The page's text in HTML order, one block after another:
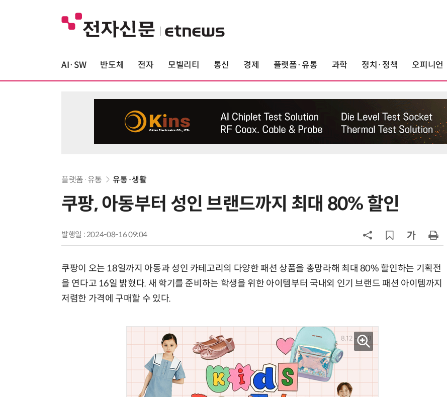
AI·SW 반도체 전자 모빌리티 통신 경제 플랫폼·유통 과학 정치·정책 오피니언
플랫폼·유통 유통·생활
쿠팡, 아동부터 성인 브랜드까지 최대 80% 할인
발행일 : 2024-08-16 09:04
쿠팡이 오는 18일까지 아동과 성인 카테고리의 다양한 패션 상품을 총망라해 최대 80% 할인하는 기획전
을 연다고 16일 밝혔다. 새 학기를 준비하는 학생을 위한 아이템부터 국내외 인기 브랜드 패션 아이템까지
저렴한 가격에 구매할 수 있다.
6
상생협력법 개정안 '플랫폼 이중족
“찰떡같이 알아듣네”…카카오, '카나
8
쿠팡Inc, 상반기 영업적자 1.2조 육
박…2년치 이익 넘어서
매 300만개 돌파
10 우유 감산 협상 8월 말로 연장…산정
기준 놓고 '평행선'